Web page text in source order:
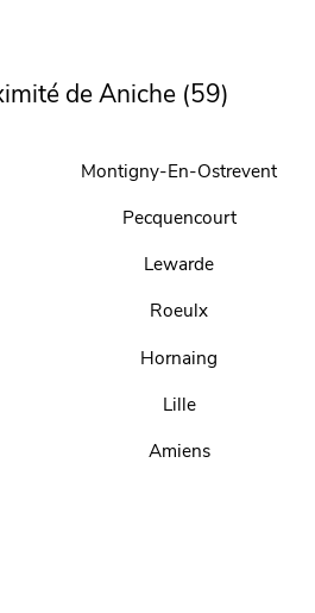
de Aniche (59)
Montigny-En-Ostrevent
Pecquencourt
Lewarde
Roeulx
Hornaing
Lille
Amiens